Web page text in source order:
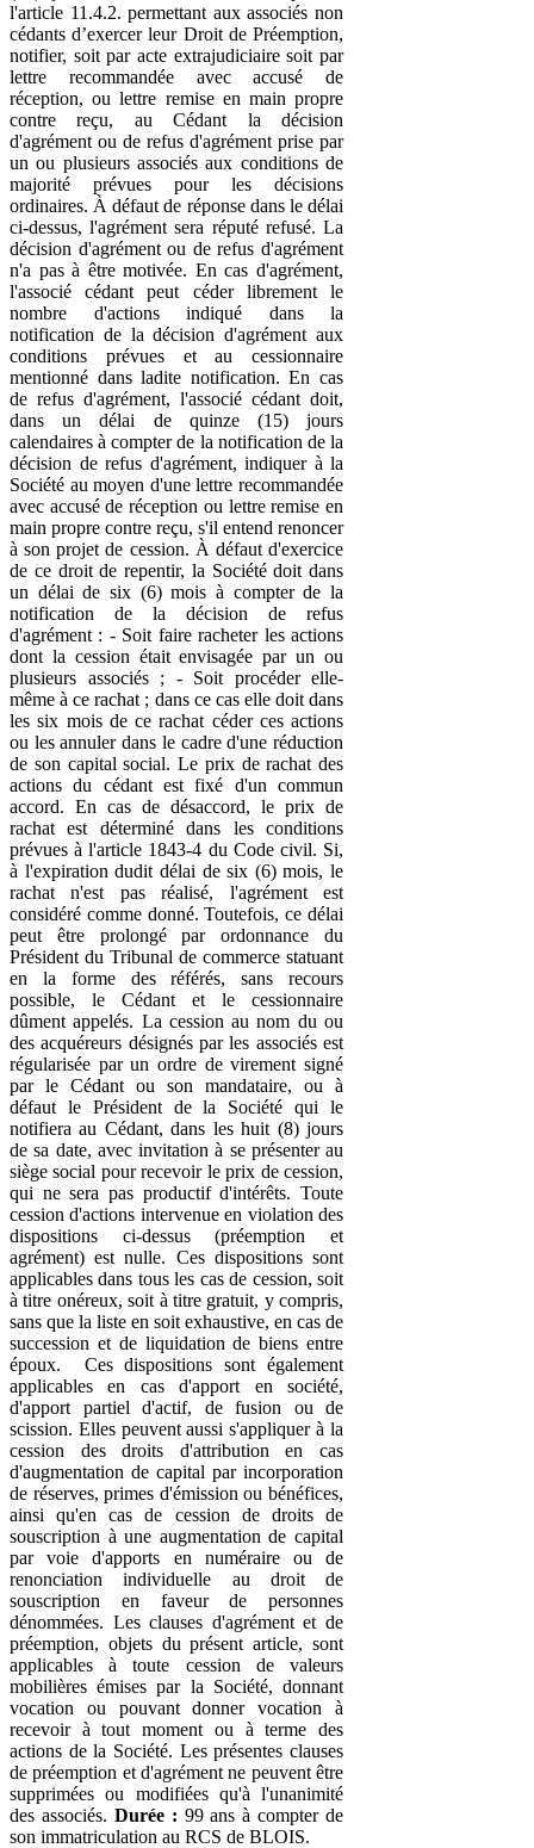
l'article 11.4.2. permettant aux associés non
cédants d’exercer leur Droit de Préemption,
notifier, soit par acte extrajudiciaire soit par
lettre recommandée avec accusé de
réception, ou lettre remise en main propre
contre reçu, au Cédant la décision
d'agrément ou de refus d'agrément prise par
un ou plusieurs associés aux conditions de
majorité prévues pour les décisions
ordinaires. À défaut de réponse dans le délai
ci-dessus, l'agrément sera réputé refusé. La
décision d'agrément ou de refus d'agrément
n'a pas à être motivée. En cas d'agrément,
l'associé cédant peut céder librement le
nombre d'actions indiqué dans la
notification de la décision d'agrément aux
conditions prévues et au cessionnaire
mentionné dans ladite notification. En cas
de refus d'agrément, l'associé cédant doit,
dans un délai de quinze (15) jours
calendaires à compter de la notification de la
décision de refus d'agrément, indiquer à la
Société au moyen d'une lettre recommandée
avec accusé de réception ou lettre remise en
main propre contre reçu, s'il entend renoncer
à son projet de cession. À défaut d'exercice
de ce droit de repentir, la Société doit dans
un délai de six (6) mois à compter de la
notification de la décision de refus
d'agrément : - Soit faire racheter les actions
dont la cession était envisagée par un ou
plusieurs associés ; - Soit procéder elle-
même à ce rachat ; dans ce cas elle doit dans
les six mois de ce rachat céder ces actions
ou les annuler dans le cadre d'une réduction
de son capital social. Le prix de rachat des
actions du cédant est fixé d'un commun
accord. En cas de désaccord, le prix de
rachat est déterminé dans les conditions
prévues à l'article 1843-4 du Code civil. Si,
à l'expiration dudit délai de six (6) mois, le
rachat n'est pas réalisé, l'agrément est
considéré comme donné. Toutefois, ce délai
peut être prolongé par ordonnance du
Président du Tribunal de commerce statuant
en la forme des référés, sans recours
possible, le Cédant et le cessionnaire
dûment appelés. La cession au nom du ou
des acquéreurs désignés par les associés est
régularisée par un ordre de virement signé
par le Cédant ou son mandataire, ou à
défaut le Président de la Société qui le
notifiera au Cédant, dans les huit (8) jours
de sa date, avec invitation à se présenter au
siège social pour recevoir le prix de cession,
qui ne sera pas productif d'intérêts. Toute
cession d'actions intervenue en violation des
dispositions ci-dessus (préemption et
agrément) est nulle. Ces dispositions sont
applicables dans tous les cas de cession, soit
à titre onéreux, soit à titre gratuit, y compris,
sans que la liste en soit exhaustive, en cas de
succession et de liquidation de biens entre
époux. Ces dispositions sont également
applicables en cas d'apport en société,
d'apport partiel d'actif, de fusion ou de
scission. Elles peuvent aussi s'appliquer à la
cession des droits d'attribution en cas
d'augmentation de capital par incorporation
de réserves, primes d'émission ou bénéfices,
ainsi qu'en cas de cession de droits de
souscription à une augmentation de capital
par voie d'apports en numéraire ou de
renonciation individuelle au droit de
souscription en faveur de personnes
dénommées. Les clauses d'agrément et de
préemption, objets du présent article, sont
applicables à toute cession de valeurs
mobilières émises par la Société, donnant
vocation ou pouvant donner vocation à
recevoir à tout moment ou à terme des
actions de la Société. Les présentes clauses
de préemption et d'agrément ne peuvent être
supprimées ou modifiées qu'à l'unanimité
des associés. Durée : 99 ans à compter de
son immatriculation au RCS de BLOIS.